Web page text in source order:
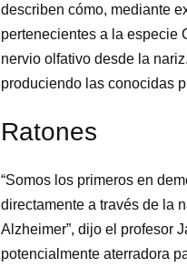
describen cómo, mediante
pertenecientes a la especie
nervio olfativo desde la
produciendo las conocidas
Ratones
“Somos los primeros en
directamente a través de la
Alzheimer”, dijo el profesor
potencialmente aterradora